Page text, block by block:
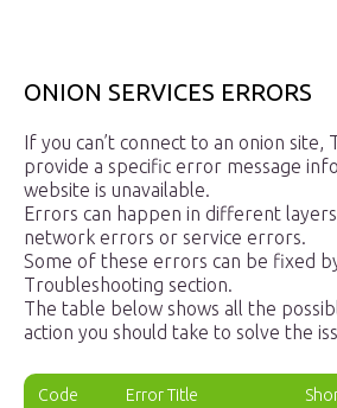
ONION SERVICES ERRORS
If you can’t connect to an onion site,
provide a specific error message
website is unavailable.
Errors can happen in different
network errors or service errors.
Some of these errors can be fixed
Troubleshooting section.
The table below shows all the
action you should take to solve the
Code Error Title